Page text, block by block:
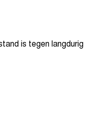
is tegen langdurig